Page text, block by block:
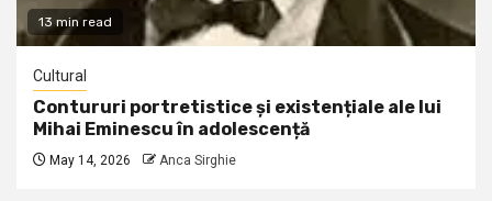
13 min read
Cultural
Contururi portretistice și existențiale ale lui
Mihai Eminescu în adolescență
May 14, 2026 Anca Sirghie